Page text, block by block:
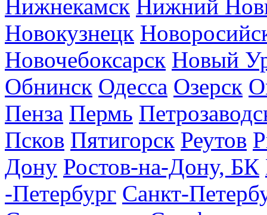
Нижнекамск Нижний
Новокузнецк
Новочебоксарск Новый
Обнинск Одесса Озерск
Пенза Пермь
Псков Пятигорск Реутов
Дону Ростов-на-Дону, БК
-Петербург Санкт-